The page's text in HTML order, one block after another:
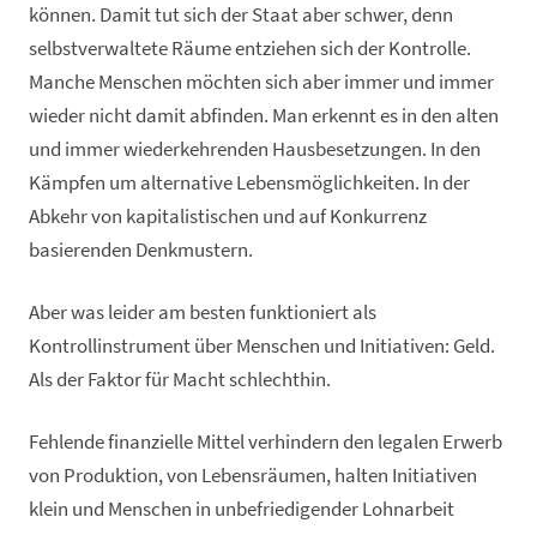
können. Damit tut sich der Staat aber schwer, denn
selbstverwaltete Räume entziehen sich der Kontrolle.
Manche Menschen möchten sich aber immer und immer
wieder nicht damit abfinden. Man erkennt es in den alten
und immer wiederkehrenden Hausbesetzungen. In den
Kämpfen um alternative Lebensmöglichkeiten. In der
Abkehr von kapitalistischen und auf Konkurrenz
basierenden Denkmustern.
Aber was leider am besten funktioniert als
Kontrollinstrument über Menschen und Initiativen: Geld.
Als der Faktor für Macht schlechthin.
Fehlende finanzielle Mittel verhindern den legalen Erwerb
von Produktion, von Lebensräumen, halten Initiativen
klein und Menschen in unbefriedigender Lohnarbeit